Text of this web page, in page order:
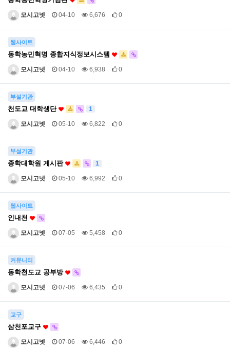
모시고넷 04-10 6,676 0
웹사이트
동학농민혁명 종합지식정보시스템
모시고넷 04-10 6,938 0
부설기관
천도교 대학생단 1
모시고넷 05-10 6,822 0
부설기관
종학대학원 게시판 1
모시고넷 05-10 6,992 0
웹사이트
인내천
모시고넷 07-05 5,458 0
커뮤니티
동학천도교 공부방
모시고넷 07-06 6,435 0
교구
삼천포교구
모시고넷 07-06 6,446 0